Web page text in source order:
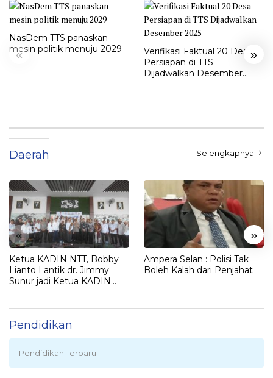
« »
NasDem TTS panaskan
mesin politik menuju 2029
Verifikasi Faktual 20 Desa
Persiapan di TTS
Dijadwalkan Desember
Daerah Selengkapnya
« »
Ketua KADIN NTT, Bobby
Lianto Lantik dr. Jimmy
Sunur jadi Ketua KADIN
Ampera Selan : Polisi Tak
Boleh Kalah dari Penjahat
Pendidikan
Pendidikan Terbaru